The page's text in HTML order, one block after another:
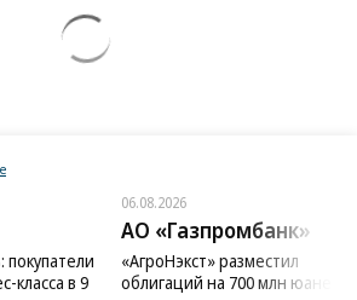
покупатели
класса в 9
06.08.2026
АО «Газпромбанк»
«АгроНэкст» разместил
облигаций на 700 млн юаней